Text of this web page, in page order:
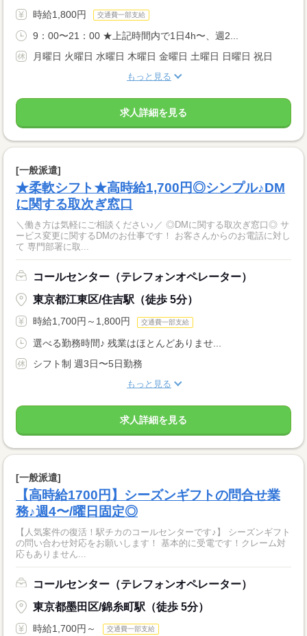
時給1,800円 交通費一部支給
9：00〜21：00 ★上記時間内で1日4h〜、週2...
月曜日 火曜日 水曜日 木曜日 金曜日 土曜日 日曜日 祝日
もっと見る
求人詳細を見る
[一般派遣]
★柔軟シフト★高時給1,700円◎シンプル♪DM
に関する取次ぎ窓口
＼働き方は気軽にご相談ください♪／ ◎DMに関する取次ぎ窓口◎ サ
ービス変更に関するDMのお仕事です！ お客さんからのお電話に対し
て 専門部署に取...
コールセンター（テレフォンオペレーター）
東京都江東区/住吉駅（徒歩 5分）
時給1,700円～1,800円 交通費一部支給
選べる勤務時間♪ 残業はほとんどありませ...
シフト制 週3日〜5日勤務
もっと見る
求人詳細を見る
[一般派遣]
【高時給1700円】シーズンギフトの問合せ業
務♪週4〜/曜日固定◎
【人気案件の復活！駅チカのコールセンターです♪】 シーズンギフト
の問い合わせ対応をお願いします！ 基本的に受電です！クレーム対
応もありません...
コールセンター（テレフォンオペレーター）
東京都墨田区/錦糸町駅（徒歩 5分）
時給1,700円～ 交通費一部支給